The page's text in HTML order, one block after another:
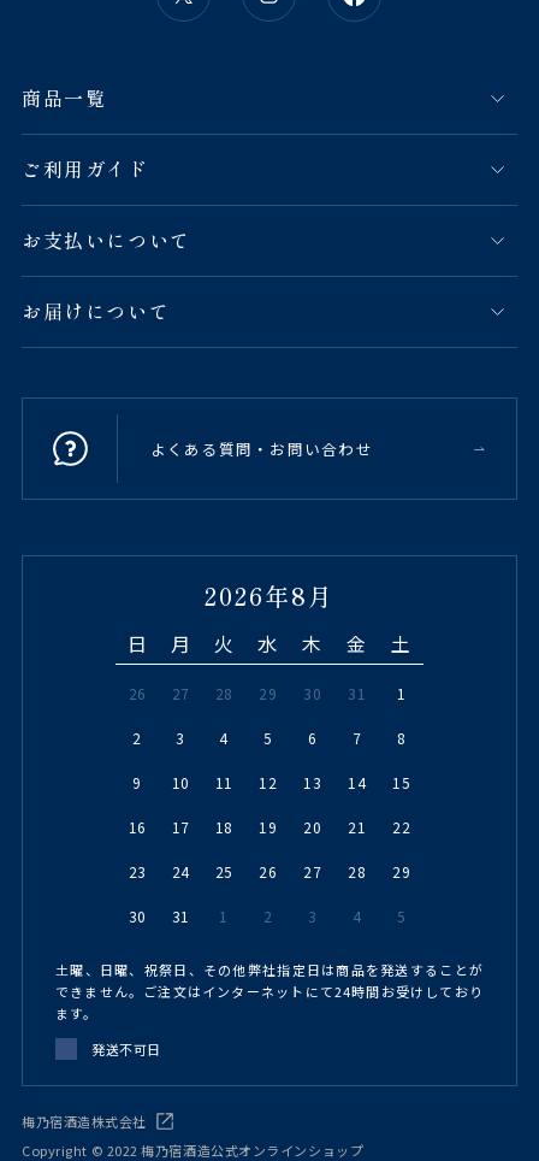
商品一覧
ご利用ガイド
お支払いについて
お届けについて
よくある質問・お問い合わせ
2026年8月
日 月 火 水 木 金 土
26 27 28 29 30 31 1
2 3 4 5 6 7 8
9 10 11 12 13 14 15
16 17 18 19 20 21 22
23 24 25 26 27 28 29
30 31 1 2 3 4 5
土曜、日曜、祝祭日、その他弊社指定日は商品を発送することが
できません。ご注文はインターネットにて24時間お受けしており
ます。
発送不可日
梅乃宿酒造株式会社
Copyright © 2022 梅乃宿酒造公式オンラインショップ